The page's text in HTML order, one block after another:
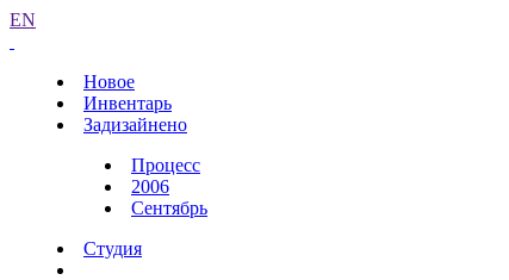
EN
Новое
Инвентарь
Задизайнено
Процесс
2006
Сентябрь
Студия